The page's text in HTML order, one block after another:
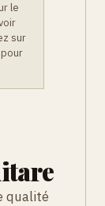
le
sur
qualité